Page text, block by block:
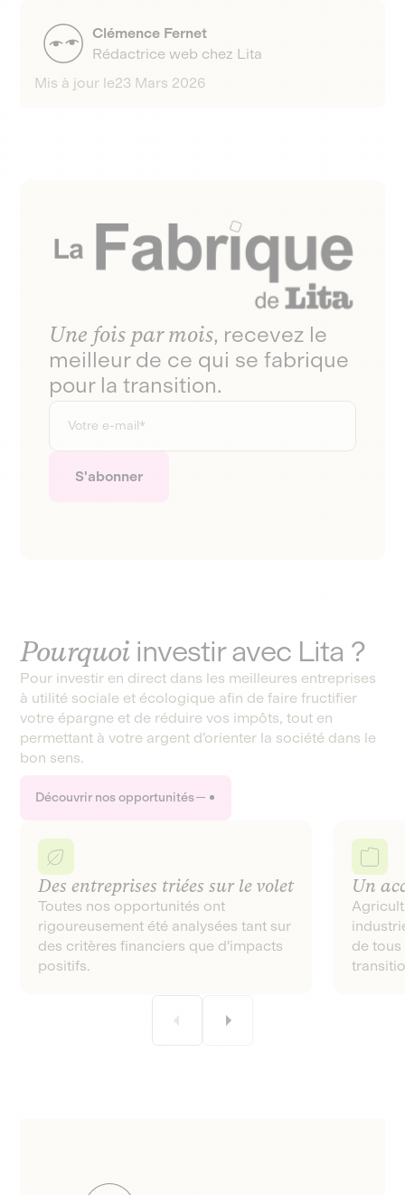
construction de logements sociaux, par exemple.
Clémence Fernet
Rédactrice web chez Lita
Mis à jour le23 Mars 2026
Une fois par mois, recevez le
meilleur de ce qui se fabrique
pour la transition.
Pourquoi investir avec Lita ?
Pour investir en direct dans les meilleures entreprises
à utilité sociale et écologique afin de faire fructifier
votre épargne et de réduire vos impôts, tout en
permettant à votre argent d’orienter la société dans le
bon sens.
Découvrir nos opportunités
Des entreprises triées sur le volet
Toutes nos opportunités ont
rigoureusement été analysées tant sur
des critères financiers que d'impacts
positifs.
Un
de